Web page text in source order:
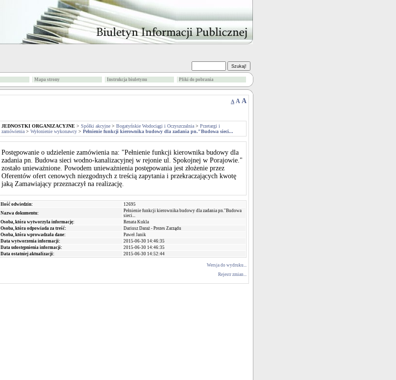
Mapa strony Instrukcja biuletynu Pliki do pobrania
A A A
JEDNOSTKI ORGANIZACYJNE > Spółki akcyjne > Bogatyńskie Wodociągi i Oczyszczalnia > Przetargi i
zamówienia > Wyłonienie wykonawcy > Pełnienie funkcji kierownika budowy dla zadania pn."Budowa sieci...
Postępowanie o udzielenie zamówienia na: "Pełnienie funkcji kierownika budowy dla
zadania pn. Budowa sieci wodno-kanalizacyjnej w rejonie ul. Spokojnej w Porajowie."
zostało unieważnione. Powodem unieważnienia postępowania jest złożenie przez
Oferentów ofert cenowych niezgodnych z treścią zapytania i przekraczających kwotę
jaką Zamawiający przeznaczył na realizację.
Ilość odwiedzin:
12695
Nazwa dokumentu:
Pełnienie funkcji kierownika budowy dla zadania pn."Budowa
sieci...
Osoba, która wytworzyła informację:
Renata Kukla
Osoba, która odpowiada za treść:
Dariusz Daraż - Prezes Zarządu
Osoba, która wprowadzała dane:
Paweł Janik
Data wytworzenia informacji:
2015-06-30 14:46:35
Data udostępnienia informacji:
2015-06-30 14:46:35
Data ostatniej aktualizacji:
2015-06-30 14:52:44
Wersja do wydruku...
Rejestr zmian...